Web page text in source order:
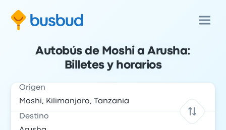
Autobús de Moshi a Arusha:
Billetes y horarios
Origen
Destino